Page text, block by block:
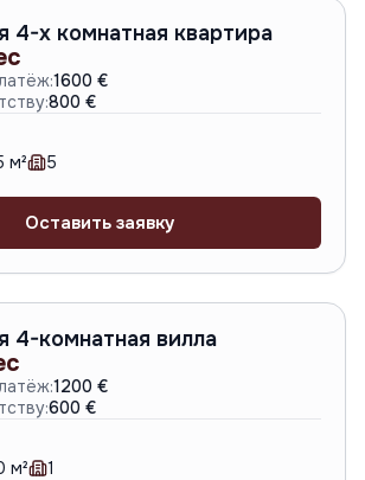
A-6776
4-х комнатная квартира
1600 €
800 €
м² 5
Оставить заявку
4-комнатная вилла
1200 €
600 €
м² 1